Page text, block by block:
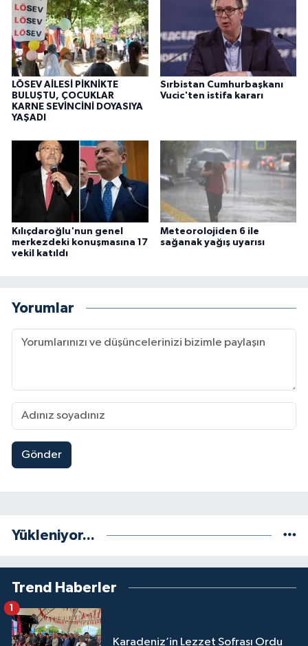
LÖSEV AİLESİ PİKNİKTE
BULUŞTU, ÇOCUKLAR
KARNE SEVİNCİNİ DOYASIYA
YAŞADI
Sırbistan Cumhurbaşkanı
Vucic'ten istifa kararı
Kılıçdaroğlu'nun genel
merkezdeki konuşmasına 17
vekil katıldı
Meteorolojiden 6 ile
sağanak yağış uyarısı
Yorumlar
Gönder
Yükleniyor...
Trend Haberler
Karadeniz’in Lezzet Sofrası Ordu
1